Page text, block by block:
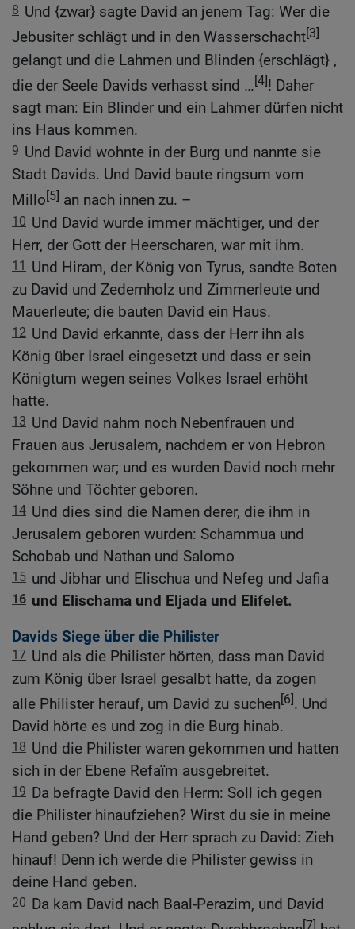
8 Und {zwar} sagte David an jenem Tag: Wer die
Jebusiter schlägt und in den Wasserschacht[3]
gelangt und die Lahmen und Blinden {erschlägt} ,
die der Seele Davids verhasst sind …[4]! Daher
sagt man: Ein Blinder und ein Lahmer dürfen nicht
ins Haus kommen.
9 Und David wohnte in der Burg und nannte sie
Stadt Davids. Und David baute ringsum vom
Millo[5] an nach innen zu. –
10 Und David wurde immer mächtiger, und der
Herr, der Gott der Heerscharen, war mit ihm.
11 Und Hiram, der König von Tyrus, sandte Boten
zu David und Zedernholz und Zimmerleute und
Mauerleute; die bauten David ein Haus.
12 Und David erkannte, dass der Herr ihn als
König über Israel eingesetzt und dass er sein
Königtum wegen seines Volkes Israel erhöht
hatte.
13 Und David nahm noch Nebenfrauen und
Frauen aus Jerusalem, nachdem er von Hebron
gekommen war; und es wurden David noch mehr
Söhne und Töchter geboren.
14 Und dies sind die Namen derer, die ihm in
Jerusalem geboren wurden: Schammua und
Schobab und Nathan und Salomo
15 und Jibhar und Elischua und Nefeg und Jafia
16 und Elischama und Eljada und Elifelet.
Davids Siege über die Philister
17 Und als die Philister hörten, dass man David
zum König über Israel gesalbt hatte, da zogen
alle Philister herauf, um David zu suchen[6]. Und
David hörte es und zog in die Burg hinab.
18 Und die Philister waren gekommen und hatten
sich in der Ebene Refaïm ausgebreitet.
19 Da befragte David den Herrn: Soll ich gegen
die Philister hinaufziehen? Wirst du sie in meine
Hand geben? Und der Herr sprach zu David: Zieh
hinauf! Denn ich werde die Philister gewiss in
deine Hand geben.
20 Da kam David nach Baal-Perazim, und David
[7]